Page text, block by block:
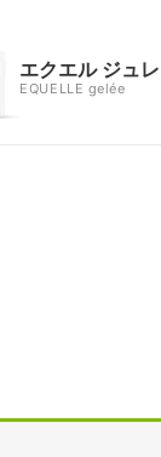
エクエル ジュレ
EQUELLE gelée